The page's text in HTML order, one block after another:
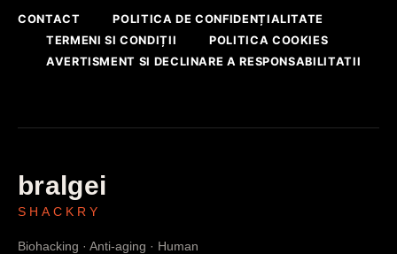
CONTACT
POLITICA DE CONFIDENȚIALITATE
TERMENI SI CONDIȚII
POLITICA COOKIES
AVERTISMENT SI DECLINARE A RESPONSABILITATII
bralgei
SHACKRY
Biohacking · Anti-aging · Human